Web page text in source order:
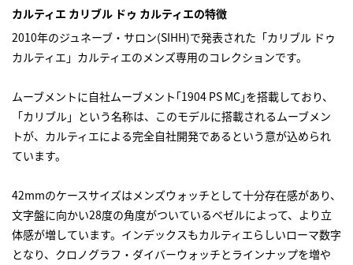
カルティエ カリブル ドゥ カルティエの特徴
2010年のジュネーブ・サロン(SIHH)で発表された「カリブル ドゥ
カルティエ」カルティエのメンズ専用のコレクションです。
ムーブメントに自社ムーブメント｢1904 PS MC｣を搭載しており、
「カリブル」という名称は、このモデルに搭載されるムーブメン
トが、カルティエによる完全自社開発であるという意が込められ
ています。
42mmのケースサイズはメンズウォッチとして十分存在感があり、
文字盤に向かい28度の角度がついているベゼルによって、より立
体感が増しています。インデックスもカルティエらしいローマ数字
となり、クロノグラフ・ダイバーウォッチとラインナップを増や